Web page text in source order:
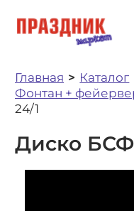
Главная Каталог
Фонтан +
24/1
Диско